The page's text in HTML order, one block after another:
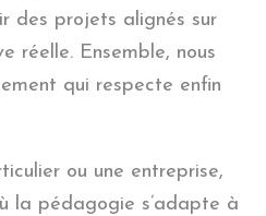
des projets alignés sur
réelle. Ensemble, nous
qui respecte enfin
ou une entreprise,
la pédagogie s’adapte à